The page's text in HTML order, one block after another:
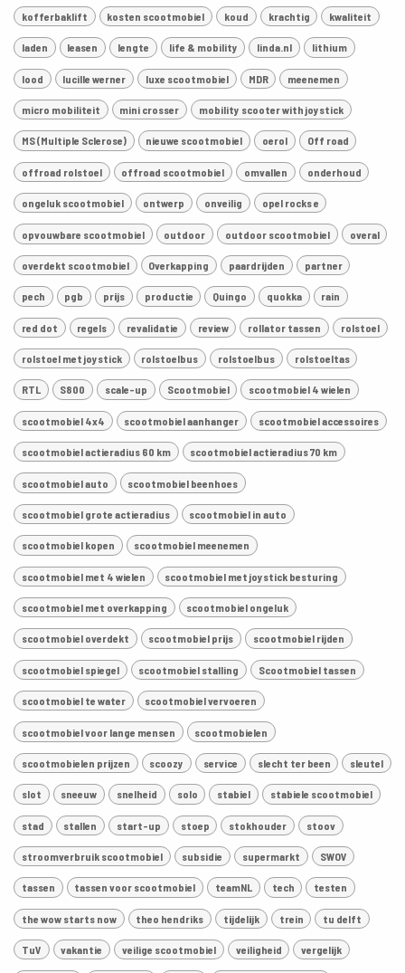
kofferbaklift kosten scootmobiel koud krachtig kwaliteit
laden leasen lengte life & mobility linda.nl lithium
lood lucille werner luxe scootmobiel MDR meenemen
micro mobiliteit mini crosser mobility scooter with joystick
MS (Multiple Sclerose) nieuwe scootmobiel oerol Off road
offroad rolstoel offroad scootmobiel omvallen onderhoud
ongeluk scootmobiel ontwerp onveilig opel rocks e
opvouwbare scootmobiel outdoor outdoor scootmobiel overal
overdekt scootmobiel Overkapping paardrijden partner
pech pgb prijs productie Quingo quokka rain
red dot regels revalidatie review rollator tassen rolstoel
rolstoel met joystick rolstoelbus rolstoelbus rolstoeltas
RTL S800 scale-up Scootmobiel scootmobiel 4 wielen
scootmobiel 4x4 scootmobiel aanhanger scootmobiel accessoires
scootmobiel actieradius 60 km scootmobiel actieradius 70 km
scootmobiel auto scootmobiel beenhoes
scootmobiel grote actieradius scootmobiel in auto
scootmobiel kopen scootmobiel meenemen
scootmobiel met 4 wielen scootmobiel met joystick besturing
scootmobiel met overkapping scootmobiel ongeluk
scootmobiel overdekt scootmobiel prijs scootmobiel rijden
scootmobiel spiegel scootmobiel stalling Scootmobiel tassen
scootmobiel te water scootmobiel vervoeren
scootmobiel voor lange mensen scootmobielen
scootmobielen prijzen scoozy service slecht ter been sleutel
slot sneeuw snelheid solo stabiel stabiele scootmobiel
stad stallen start-up stoep stokhouder stoov
stroomverbruik scootmobiel subsidie supermarkt SWOV
tassen tassen voor scootmobiel teamNL tech testen
the wow starts now theo hendriks tijdelijk trein tu delft
TuV vakantie veilige scootmobiel veiligheid vergelijk